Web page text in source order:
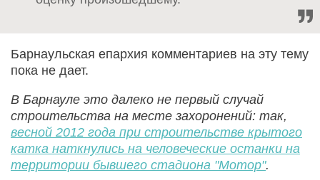
Барнаульская епархия комментариев на эту тему
пока не дает.
В Барнауле это далеко не первый случай
строительства на месте захоронений: так,
весной 2012 года при строительстве крытого
катка наткнулись на человеческие останки на
территории бывшего стадиона "Мотор".